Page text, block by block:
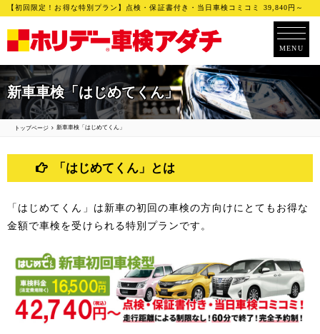
【初回限定！お得な特別プラン】点検・保証書付き・当日車検コミコミ 39,840円～
MENU
新車車検「はじめてくん」
トップページ 新車車検「はじめてくん」
「はじめてくん」とは
「はじめてくん」は新車の初回の車検の方向けにとてもお得な
金額で車検を受けられる特別プランです。